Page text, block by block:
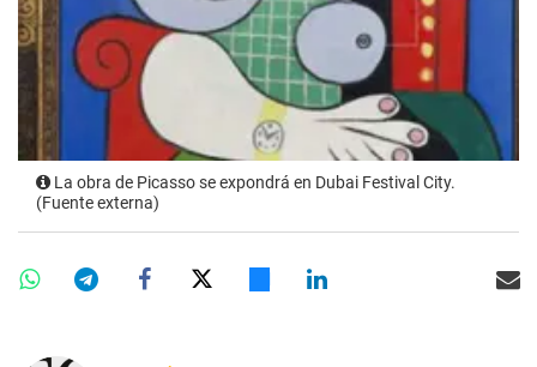
La obra de Picasso se expondrá en Dubai Festival City.
(Fuente externa)